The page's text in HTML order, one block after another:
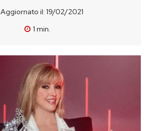
Aggiornato il: 19/02/2021
1 min.